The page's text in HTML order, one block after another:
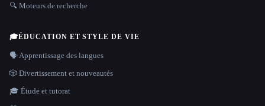
🔍 Moteurs de recherche
🎓ÉDUCATION ET STYLE DE VIE
🗣️ Apprentissage des langues
🎲 Divertissement et nouveautés
🎓 Étude et tutorat